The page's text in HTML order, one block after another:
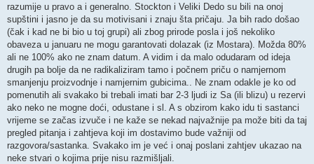
razumije u pravo a i generalno. Stockton i Veliki Dedo su bili na onoj
supštini i jasno je da su motivisani i znaju šta pričaju. Ja bih rado došao
(čak i kad ne bi bio u toj grupi) ali zbog prirode posla i još nekoliko
obaveza u januaru ne mogu garantovati dolazak (iz Mostara). Možda 80%
ali ne 100% ako ne znam datum. A vidim i da malo odudaram od ideja
drugih pa bolje da ne radikaliziram tamo i počnem priču o namjernom
smanjenju proizvodnje i namjernim gubicima.. Ne znam odakle je ko od
pomenutih ali svakako bi trebali imati bar 2-3 ljudi iz Sa (ili blizu) u rezervi
ako neko ne mogne doći, odustane i sl. A s obzirom kako idu ti sastanci
vrijeme se začas izvuče i ne kaže se nekad najvažnije pa može biti da taj
pregled pitanja i zahtjeva koji im dostavimo bude važniji od
razgovora/sastanka. Svakako im je već i onaj poslani zahtjev ukazao na
neke stvari o kojima prije nisu razmišljali.